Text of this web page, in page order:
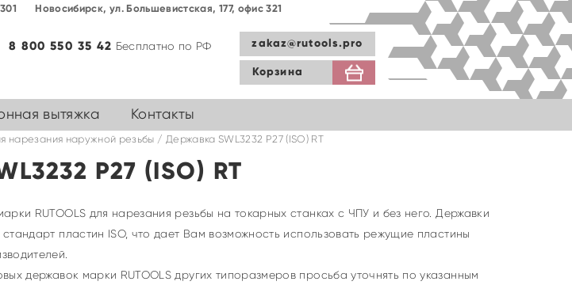
Новосибирск, ул. Большевиcтская, 177, офис 321
zakaz@rutools.pro
Корзина
8 800 550 35 42 Бесплатно по РФ
вытяжка Контакты
нарезания наружной резьбы / Державка SWL3232 P27 (ISO) RT
P27 (ISO) RT
RUTOOLS для нарезания резьбы на токарных станках с ЧПУ и без него. Державки
стандарт пластин ISO, что дает Вам возможность использовать режущие пластины
державок марки RUTOOLS других типоразмеров просьба уточнять по указанным